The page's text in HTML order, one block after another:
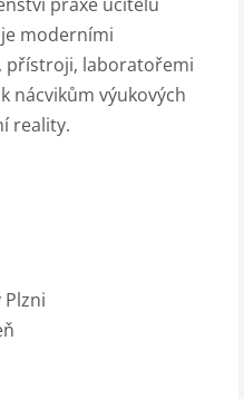
moderními
přístroji, laboratořemi
nácvikům výukových
reality.